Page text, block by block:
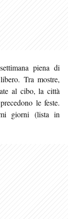
piena di
Tra mostre,
al cibo, la città
le feste.
giorni (lista in